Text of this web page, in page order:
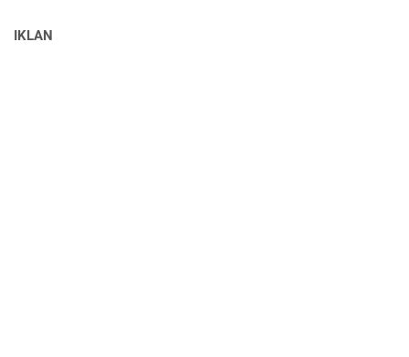
IKLAN